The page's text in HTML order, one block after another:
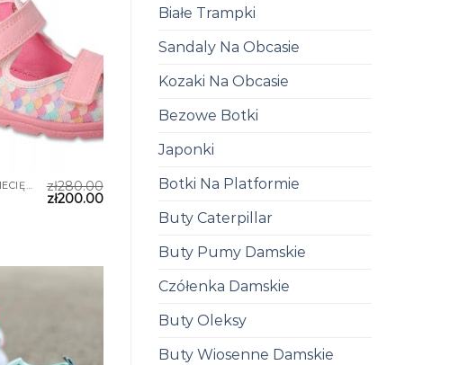
Białe Trampki
Sandaly Na Obcasie
Kozaki Na Obcasie
Bezowe Botki
Japonki
Botki Na Platformie
Buty Caterpillar
Buty Pumy Damskie
Czółenka Damskie
Buty Oleksy
Buty Wiosenne Damskie
SANDAŁY DZIECIĘCE zł280.00
zł200.00